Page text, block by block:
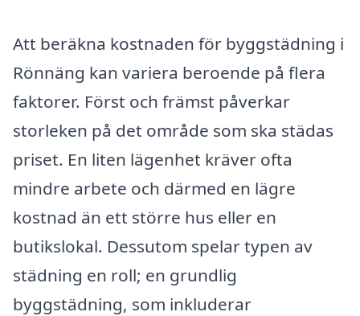
Att beräkna kostnaden för byggstädning i
Rönnäng kan variera beroende på flera
faktorer. Först och främst påverkar
storleken på det område som ska städas
priset. En liten lägenhet kräver ofta
mindre arbete och därmed en lägre
kostnad än ett större hus eller en
butikslokal. Dessutom spelar typen av
städning en roll; en grundlig
byggstädning, som inkluderar